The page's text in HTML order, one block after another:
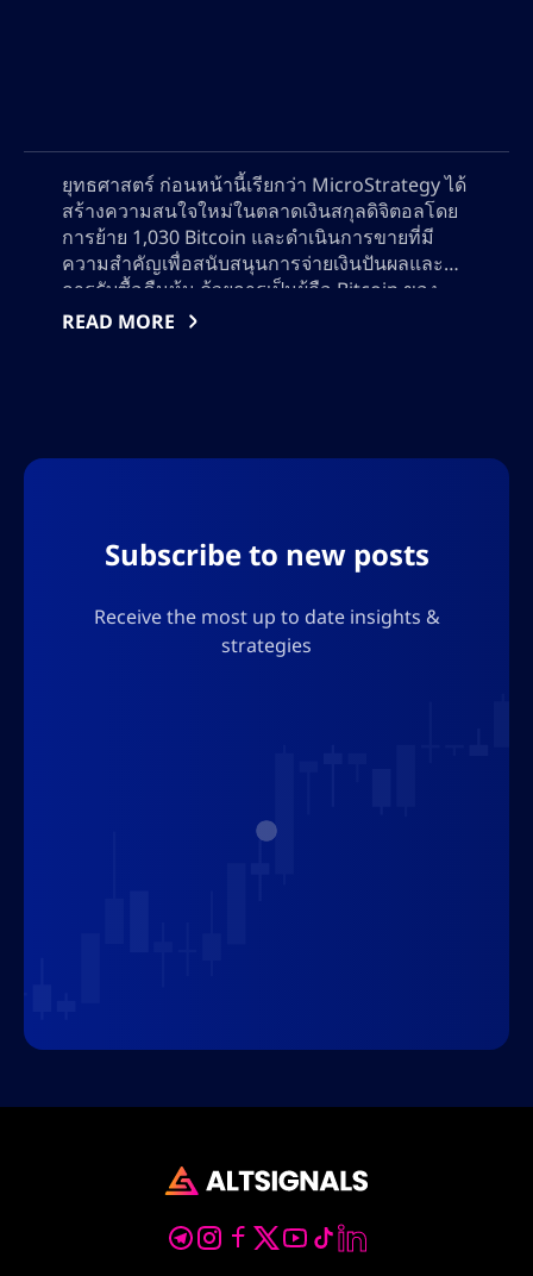
ยุทธศาสตร์ ก่อนหน้านี้เรียกว่า MicroStrategy ได้
สร้างความสนใจใหม่ในตลาดเงินสกุลดิจิตอลโดย
การย้าย 1,030 Bitcoin และดำเนินการขายที่มี
ความสำคัญเพื่อสนับสนุนการจ่ายเงินปันผลและ
การรับซื้อคืนหุ้น ด้วยการเป็นผู้ถือ Bitcoin ของ
องค์กรที่ใหญ่ที่สุดในโลก ยุทธศาสตร์และการปรับ
READ MORE
Subscribe to new posts
Receive the most up to date insights &
strategies